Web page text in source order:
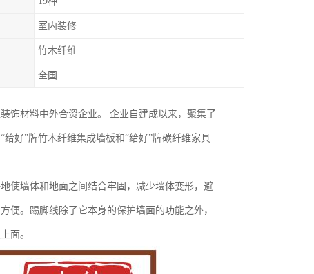
室内装修
竹木纤维
全国
饰材料中外合资企业。 企业自建成以来，聚集了
好”牌竹木纤维集成墙板和“给好”牌碳纤维家具
使墙体和地面之间结合牢固，减少墙体变形，避
便。踢脚线除了它本身的保护墙面的功能之外，
面。